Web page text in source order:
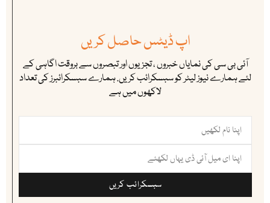
اپ ڈیٹس حاصل کریں
آئی بی سی کی نمایاں خبروں ، تجزیوں اور تبصروں سے بروقت اگاہی کے
لئے ہمارے نیوز لیٹر کو سبسکرائب کریں. ہمارے سبسکرائبرز کی تعداد
لاکھوں میں ہے
سبسکرائب کریں